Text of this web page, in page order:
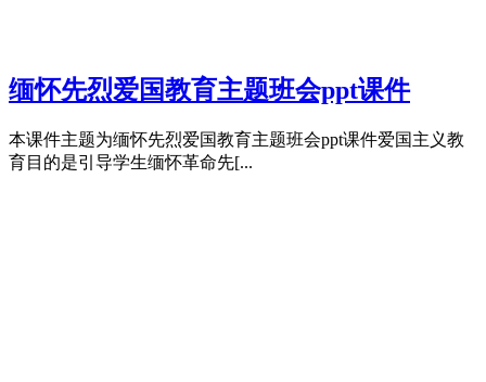
缅怀先烈爱国教育主题班会ppt课件
本课件主题为缅怀先烈爱国教育主题班会ppt课件爱国主义教
育目的是引导学生缅怀革命先[...